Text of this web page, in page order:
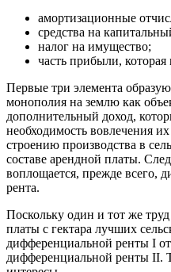
амортизационные
средства на
налог на имущество;
часть прибыли,
Первые три элемента
монополия на землю как
дополнительный доход,
необходимость вовлечения
строению производства в
составе арендной платы.
воплощается, прежде всего,
рента.
Поскольку один и тот же труд
платы с гектара лучших
дифференциальной ренты I
дифференциальной ренты II.